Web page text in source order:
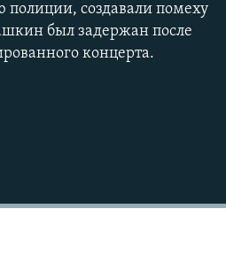
создавали помеху
был задержан после
концерта.